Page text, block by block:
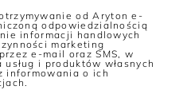
królewski szmaragd czy
jednak wierne także
głębokiej czerni, śmietankowej
czystemu camelowi czy
od Aryton e-
odpowiedzialnością
informacji handlowych
marketing
e-mail oraz SMS, w
i produktów własnych
informowania o ich